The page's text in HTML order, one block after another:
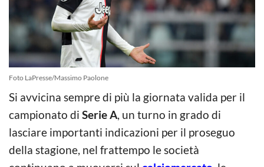
Foto LaPresse/Massimo Paolone
Si avvicina sempre di più la giornata valida per il
campionato di Serie A, un turno in grado di
lasciare importanti indicazioni per il proseguo
della stagione, nel frattempo le società